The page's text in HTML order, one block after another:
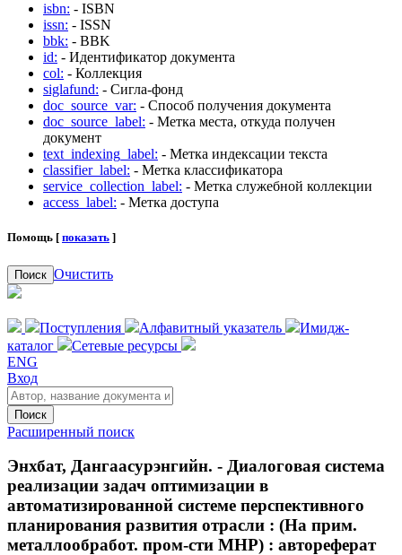
isbn: - ISBN
issn: - ISSN
bbk: - BBK
id: - Идентификатор документа
col: - Коллекция
siglafund: - Сигла-фонд
doc_source_var: - Способ получения документа
doc_source_label: - Метка места, откуда получен
документ
text_indexing_label: - Метка индексации текста
classifier_label: - Метка классификатора
service_collection_label: - Метка служебной коллекции
access_label: - Метка доступа
Помощь [ показать ]
Поиск Очистить
Поступления Алфавитный указатель
Имидж-
каталог
Сетевые ресурсы
ENG
Вход
Поиск
Расширенный поиск
Энхбат, Дангаасурэнгийн. - Диалоговая система
реализации задач оптимизации в
автоматизированной системе перспективного
планирования развития отрасли : (На прим.
металлообработ. пром-сти МНР) : автореферат